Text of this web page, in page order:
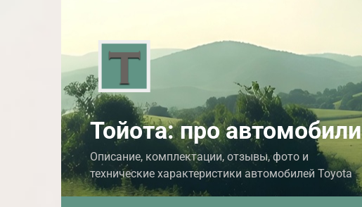
Тойота: про автомобили
Описание, комплектации, отзывы, фото и
технические характеристики автомобилей Toyota